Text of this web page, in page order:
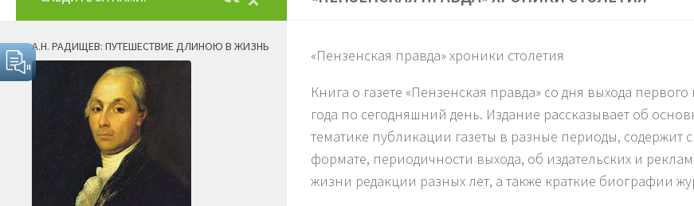
«Пензенская правда» хроники столетия
Книга о газете «Пензенская правда» со дня выхода
года по сегодняшний день. Издание рассказывает об
тематике публикации газеты в разные периоды, содержит
формате, периодичности выхода, об издательских и
жизни редакции разных лет, а также краткие биографии
А.Н. РАДИЩЕВ: ПУТЕШЕСТВИЕ ДЛИНОЮ В ЖИЗНЬ